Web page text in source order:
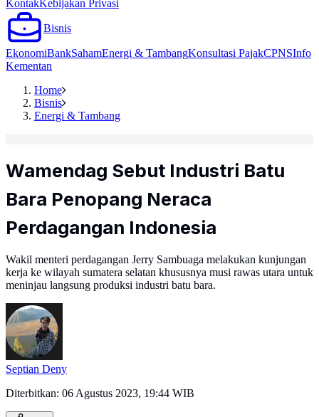
KontakKebijakan Privasi
Bisnis
EkonomiBankSahamEnergi & TambangKonsultasi PajakCPNSInfo
Kementan
Home
Bisnis
Energi & Tambang
Wamendag Sebut Industri Batu
Bara Penopang Neraca
Perdagangan Indonesia
Wakil menteri perdagangan Jerry Sambuaga melakukan kunjungan
kerja ke wilayah sumatera selatan khususnya musi rawas utara untuk
meninjau langsung produksi industri batu bara.
Septian Deny
Diterbitkan: 06 Agustus 2023, 19:44 WIB